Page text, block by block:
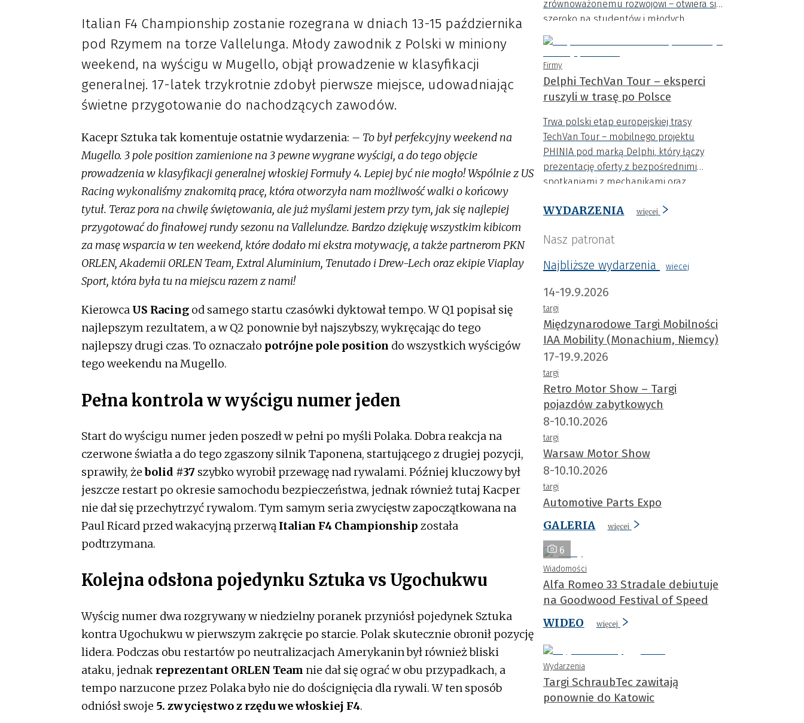
Italian F4 Championship zostanie rozegrana w dniach 13-15 października
pod Rzymem na torze Vallelunga. Młody zawodnik z Polski w miniony
weekend, na wyścigu w Mugello, objął prowadzenie w klasyfikacji
generalnej. 17-latek trzykrotnie zdobył pierwsze miejsce, udowadniając
świetne przygotowanie do nachodzących zawodów.
Kacepr Sztuka tak komentuje ostatnie wydarzenia: – To był perfekcyjny weekend na
Mugello. 3 pole position zamienione na 3 pewne wygrane wyścigi, a do tego objęcie
prowadzenia w klasyfikacji generalnej włoskiej Formuły 4. Lepiej być nie mogło! Wspólnie z US
Racing wykonaliśmy znakomitą pracę, która otworzyła nam możliwość walki o końcowy
tytuł. Teraz pora na chwilę świętowania, ale już myślami jestem przy tym, jak się najlepiej
przygotować do finałowej rundy sezonu na Vallelundze. Bardzo dziękuję wszystkim kibicom
za masę wsparcia w ten weekend, które dodało mi ekstra motywację, a także partnerom PKN
ORLEN, Akademii ORLEN Team, Extral Aluminium, Tenutado i Drew-Lech oraz ekipie Viaplay
Sport, która była tu na miejscu razem z nami!
Kierowca US Racing od samego startu czasówki dyktował tempo. W Q1 popisał się
najlepszym rezultatem, a w Q2 ponownie był najszybszy, wykręcając do tego
najlepszy drugi czas. To oznaczało potrójne pole position do wszystkich wyścigów
tego weekendu na Mugello.
Pełna kontrola w wyścigu numer jeden
Start do wyścigu numer jeden poszedł w pełni po myśli Polaka. Dobra reakcja na
czerwone światła a do tego zgaszony silnik Taponena, startującego z drugiej pozycji,
sprawiły, żebolid #37 szybko wyrobił przewagę nad rywalami. Później kluczowy był
jeszcze restart po okresie samochodu bezpieczeństwa, jednak również tutaj Kacper
nie dał się przechytrzyć rywalom. Tym samym seria zwycięstw zapoczątkowana na
Paul Ricard przed wakacyjną przerwą Italian F4 Championship została
podtrzymana.
Kolejna odsłona pojedynku Sztuka vs Ugochukwu
Wyścig numer dwa rozgrywany w niedzielny poranek przyniósł pojedynek Sztuka
kontra Ugochukwu w pierwszym zakręcie po starcie. Polak skutecznie obronił pozycję
lidera. Podczas obu restartów po neutralizacjach Amerykanin był również bliski
ataku, jednak reprezentant ORLEN Team nie dał się ograć w obu przypadkach, a
tempo narzucone przez Polaka było nie do doścignięcia dla rywali. W ten sposób
odniósł swoje 5. zwycięstwo z rzędu we włoskiej F4.
zrównoważonemu rozwojowi – otwiera się
szeroko na studentów i młodych
innowatorów..
Firmy
Delphi TechVan Tour – eksperci
ruszyli w trasę po Polsce
Trwa polski etap europejskiej trasy
TechVan Tour – mobilnego projektu
PHINIA pod marką Delphi, który łączy
prezentację oferty z bezpośrednimi
spotkaniami z mechanikami oraz
motoryzacyjnych.
WYDARZENIA więcej
Nasz patronat
Najbliższe wydarzenia
wiecej
14-19.9.2026
targi
Międzynarodowe Targi Mobilności
IAA Mobility (Monachium, Niemcy)
17-19.9.2026
targi
Retro Motor Show – Targi
pojazdów zabytkowych
8-10.10.2026
targi
Warsaw Motor Show
8-10.10.2026
targi
Automotive Parts Expo
GALERIA
więcej
6
Wiadomości
Alfa Romeo 33 Stradale debiutuje
na Goodwood Festival of Speed
WIDEO
więcej
Wydarzenia
Targi SchraubTec zawitają
ponownie do Katowic